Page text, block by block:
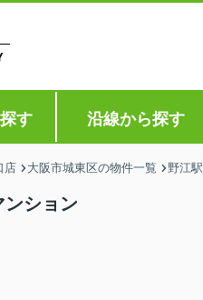
す 沿線から探す
店 大阪市城東区の物件一覧 野江駅
ンション